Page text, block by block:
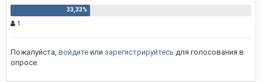
1
Пожалуйста, войдите или зарегистрируйтесь для голосования в
опросе.